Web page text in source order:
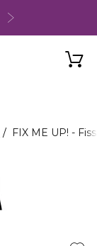
FIX ME UP! -